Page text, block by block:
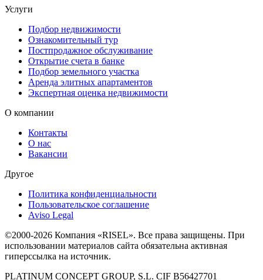
Услуги
Подбор недвижимости
Ознакомительный тур
Постпродажное обслуживание
Открытие счета в банке
Подбор земельного участка
Аренда элитных апартаментов
Экспертная оценка недвижимости
О компании
Контакты
О нас
Вакансии
Другое
Политика конфиденциальности
Пользовательское соглашение
Aviso Legal
©2000-2026 Компания «RISEL». Все права защищены. При
использовании материалов сайта обязательна активная
гиперссылка на источник.
PLATINUM CONCEPT GROUP, S.L. CIF B56427701